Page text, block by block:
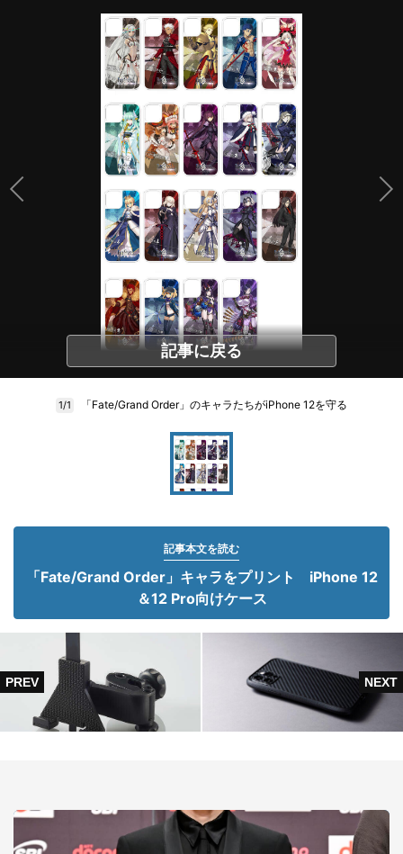
記事に戻る
1/1 「Fate/Grand Order」のキャラたちがiPhone 12を守る
記事本文を読む
「Fate/Grand Order」キャラをプリント iPhone 12
＆12 Pro向けケース